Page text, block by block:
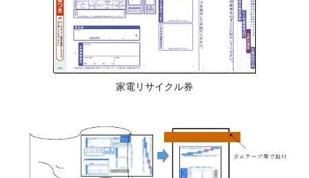
家電リサイクル券